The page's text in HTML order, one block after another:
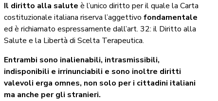
Il diritto alla salute è l’unico diritto per il quale la Carta
costituzionale italiana riserva l’aggettivo fondamentale
ed è richiamato espressamente dall’art. 32: il Diritto alla
Salute e la Libertà di Scelta Terapeutica.
Entrambi sono inalienabili, intrasmissibili,
indisponibili e irrinunciabili e sono inoltre diritti
valevoli erga omnes, non solo per i cittadini italiani
ma anche per gli stranieri.